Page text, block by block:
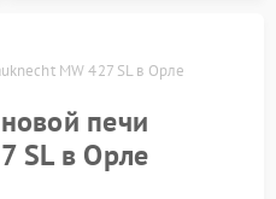
MW 427 SL в Орле
печи
SL в Орле